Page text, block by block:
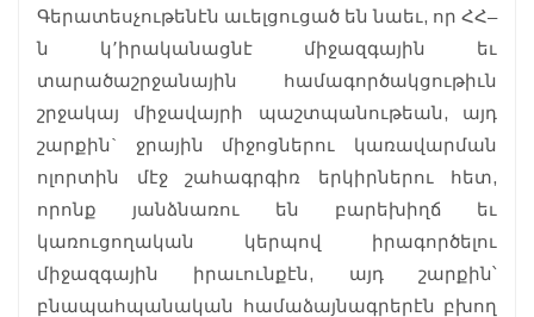
Գերատեսչութենէն աւելցուցած են նաեւ, որ ՀՀ–
ն կ՚իրականացնէ միջազգային եւ
տարածաշրջանային համագործակցութիւն
շրջակայ միջավայրի պաշտպանութեան, այդ
շարքին` ջրային միջոցներու կառավարման
ոլորտին մէջ շահագրգիռ երկիրներու հետ,
որոնք յանձնառու են բարեխիղճ եւ
կառուցողական կերպով իրագործելու
միջազգային իրաւունքէն, այդ շարքին՝
բնապահպանական համաձայնագրերէն բխող